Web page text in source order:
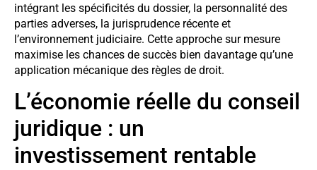
intégrant les spécificités du dossier, la personnalité des
parties adverses, la jurisprudence récente et
l’environnement judiciaire. Cette approche sur mesure
maximise les chances de succès bien davantage qu’une
application mécanique des règles de droit.
L’économie réelle du conseil
juridique : un
investissement rentable